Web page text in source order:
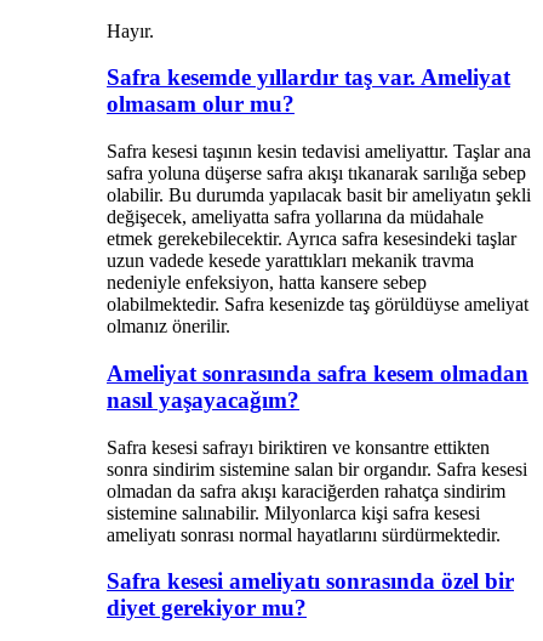
Hayır.
Safra kesemde yıllardır taş var. Ameliyat
olmasam olur mu?
Safra kesesi taşının kesin tedavisi ameliyattır. Taşlar ana
safra yoluna düşerse safra akışı tıkanarak sarılığa sebep
olabilir. Bu durumda yapılacak basit bir ameliyatın şekli
değişecek, ameliyatta safra yollarına da müdahale
etmek gerekebilecektir. Ayrıca safra kesesindeki taşlar
uzun vadede kesede yarattıkları mekanik travma
nedeniyle enfeksiyon, hatta kansere sebep
olabilmektedir. Safra kesenizde taş görüldüyse ameliyat
olmanız önerilir.
Ameliyat sonrasında safra kesem olmadan
nasıl yaşayacağım?
Safra kesesi safrayı biriktiren ve konsantre ettikten
sonra sindirim sistemine salan bir organdır. Safra kesesi
olmadan da safra akışı karaciğerden rahatça sindirim
sistemine salınabilir. Milyonlarca kişi safra kesesi
ameliyatı sonrası normal hayatlarını sürdürmektedir.
Safra kesesi ameliyatı sonrasında özel bir
diyet gerekiyor mu?